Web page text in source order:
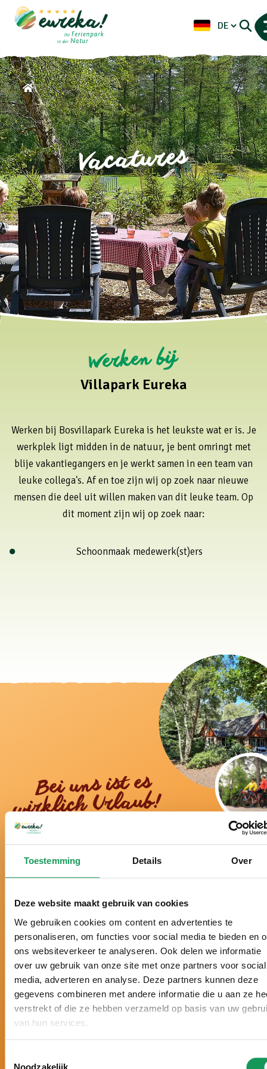
Toestemming Details Over
Deze website maakt gebruik van cookies
We gebruiken cookies om content en advertenties te
personaliseren, om functies voor social media te bieden en
ons websiteverkeer te analyseren. Ook delen we informatie
over uw gebruik van onze site met onze partners voor social
media, adverteren en analyse. Deze partners kunnen deze
gegevens combineren met andere informatie die u aan ze
verstrekt of die ze hebben verzameld op basis van uw
van hun services.
Vacatures
Werken bij
Villapark Eureka
Werken bij Bosvillapark Eureka is het leukste wat er is. Je
werkplek ligt midden in de natuur, je bent omringt met
blije vakantiegangers en je werkt samen in een team van
leuke collega's. Af en toe zijn wij op zoek naar nieuwe
mensen die deel uit willen maken van dit leuke team. Op
dit moment zijn wij op zoek naar:
Schoonmaak medewerk(st)ers
Bei uns ist es
wirklich Urlaub!
in der Twenter Natur.
Seit vielen Jahren zum besten Ferienpark der
Schon sechsmal hintereinander mit einem Zoover
Award gekrönt und mit 9,8 von 10 Punkten
bewertet.
Urlaub nach Maß, mitpersönlicher
Aufmerksamkeit und ganz auf Ihre Wünsche
abgestimmt.
5-Sterne-Luxus. Große Häuser, moderne
Einrichtung und zahlreiche Wellness-